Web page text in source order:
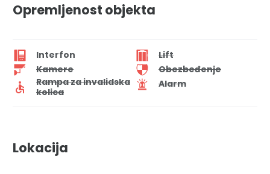
Opremljenost objekta
Interfon
Lift
Kamere
Obezbeđenje
Rampa za invalidska
kolica
Alarm
Lokacija